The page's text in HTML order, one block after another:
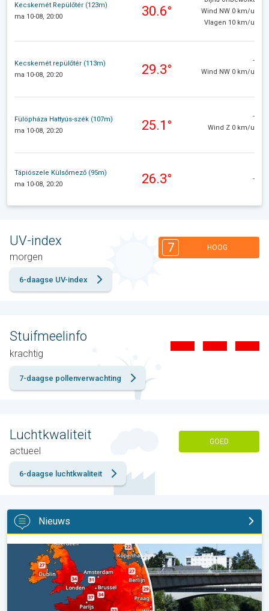
Kecskemét Repülőtér (123m)
ma 10-08, 20:00
30.6°
Wind NW 0 km/u
Vlagen 10 km/u
Kecskemét repülőtér (113m)
ma 10-08, 20:20
29.3°
-
Wind NW 0 km/u
Fülöpháza Hattyús-szék (107m)
ma 10-08, 20:20
25.1°
-
Wind Z 0 km/u
Tápiószele Külsőmező (95m)
ma 10-08, 20:20
26.3° -
UV-index
morgen
7 HOOG
6-daagse UV-index
Stuifmeelinfo
krachtig
7-daagse pollenverwachting
Luchtkwaliteit
actueel
GOED
6-daagse luchtkwaliteit
Nieuws
West-Europa stevent af op recordzomer. Ongewoon heet en